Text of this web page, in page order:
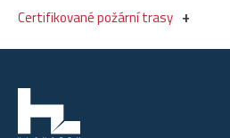
Certifikované požární trasy